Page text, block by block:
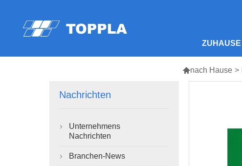
ZUHAUSE
nach Hause >
Nachrichten

Unternehmens
Nachrichten
 Branchen-News